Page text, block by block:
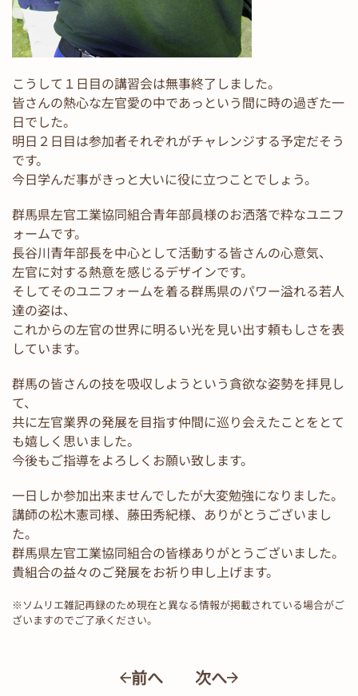
こうして１日目の講習会は無事終了しました。
皆さんの熱心な左官愛の中であっという間に時の過ぎた一
日でした。
明日２日目は参加者それぞれがチャレンジする予定だそう
です。
今日学んだ事がきっと大いに役に立つことでしょう。
群馬県左官工業協同組合青年部員様のお洒落で粋なユニフ
ォームです。
長谷川青年部長を中心として活動する皆さんの心意気、
左官に対する熱意を感じるデザインです。
そしてそのユニフォームを着る群馬県のパワー溢れる若人
達の姿は、
これからの左官の世界に明るい光を見い出す頼もしさを表
しています。
群馬の皆さんの技を吸収しようという貪欲な姿勢を拝見し
て、
共に左官業界の発展を目指す仲間に巡り会えたことをとて
も嬉しく思いました。
今後もご指導をよろしくお願い致します。
一日しか参加出来ませんでしたが大変勉強になりました。
講師の松木憲司様、藤田秀紀様、ありがとうございまし
た。
群馬県左官工業協同組合の皆様ありがとうございました。
貴組合の益々のご発展をお祈り申し上げます。
※ソムリエ雑記再録のため現在と異なる情報が掲載されている場合がご
ざいますのでご了承ください。
前へ 次へ